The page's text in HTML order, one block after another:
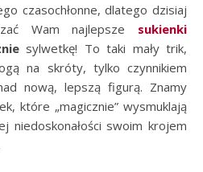
czasochłonne, dlatego dzisiaj
Wam najlepsze sukienki
sylwetkę! To taki mały trik,
na skróty, tylko czynnikiem
nową, lepszą figurą. Znamy
które „magicznie” wysmuklają
niedoskonałości swoim krojem